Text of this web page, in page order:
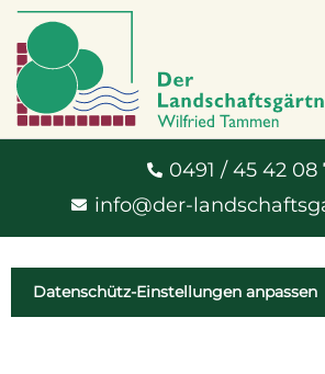
0491 / 45 42 08
info@der-
Datenschütz-Einstellungen anpassen